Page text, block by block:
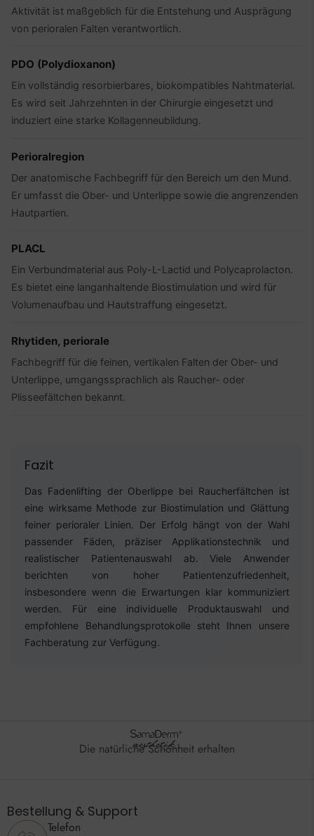
Aktivität ist maßgeblich für die Entstehung und Ausprägung
von perioralen Falten verantwortlich.
PDO (Polydioxanon)
Ein vollständig resorbierbares, biokompatibles Nahtmaterial.
Es wird seit Jahrzehnten in der Chirurgie eingesetzt und
induziert eine starke Kollagenneubildung.
Perioralregion
Der anatomische Fachbegriff für den Bereich um den Mund.
Er umfasst die Ober- und Unterlippe sowie die angrenzenden
Hautpartien.
PLACL
Ein Verbundmaterial aus Poly-L-Lactid und Polycaprolacton.
Es bietet eine langanhaltende Biostimulation und wird für
Volumenaufbau und Hautstraffung eingesetzt.
Rhytiden, periorale
Fachbegriff für die feinen, vertikalen Falten der Ober- und
Unterlippe, umgangssprachlich als Raucher- oder
Plisseefältchen bekannt.
Fazit
Das Fadenlifting der Oberlippe bei Raucherfältchen ist
eine wirksame Methode zur Biostimulation und Glättung
feiner perioraler Linien. Der Erfolg hängt von der Wahl
passender Fäden, präziser Applikationstechnik und
realistischer Patientenauswahl ab. Viele Anwender
berichten von hoher Patientenzufriedenheit,
insbesondere wenn die Erwartungen klar kommuniziert
werden. Für eine individuelle Produktauswahl und
empfohlene Behandlungsprotokolle steht Ihnen unsere
Fachberatung zur Verfügung.
Die natürliche Schönheit erhalten
Bestellung & Support
Telefon